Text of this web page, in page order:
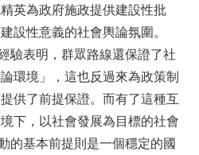
英為政府施政提供建設性批
設性意義的社會輿論氛圍。
驗表明，群眾路線還保證了社
環境」，這也反過來為政策制
供了前提保證。而有了這種互
下，以社會發展為目標的社會
的基本前提則是一個穩定的國